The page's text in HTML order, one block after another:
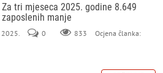
Za tri mjeseca 2025. godine 8.649
zaposlenih manje
2025. 0 833
Ocjena članka: